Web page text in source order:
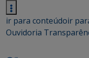
ir para conteúdoir
Ouvidoria